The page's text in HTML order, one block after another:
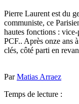
Pierre Laurent est du
communiste, ce
hautes fonctions :
PCF.. Après onze ans
clés, côté parti en
ParMatias Arraez
Temps de lecture :